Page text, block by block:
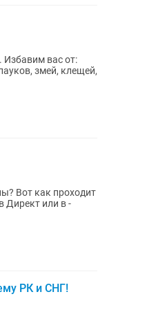
вас от:
змей, клещей,
Вот как проходит
РК и СНГ!